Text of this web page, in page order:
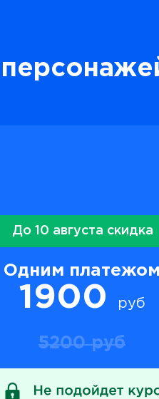
До 10 августа скидка
Одним платежом
1900 руб
5200 руб